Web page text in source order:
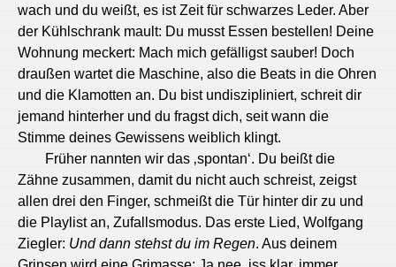
wach und du weißt, es ist Zeit für schwarzes Leder. Aber
der Kühlschrank mault: Du musst Essen bestellen! Deine
Wohnung meckert: Mach mich gefälligst sauber! Doch
draußen wartet die Maschine, also die Beats in die Ohren
und die Klamotten an. Du bist undiszipliniert, schreit dir
jemand hinterher und du fragst dich, seit wann die
Stimme deines Gewissens weiblich klingt.
Früher nannten wir das ‚spontan‘. Du beißt die
Zähne zusammen, damit du nicht auch schreist, zeigst
allen drei den Finger, schmeißt die Tür hinter dir zu und
die Playlist an, Zufallsmodus. Das erste Lied, Wolfgang
Ziegler: Und dann stehst du im Regen. Aus deinem